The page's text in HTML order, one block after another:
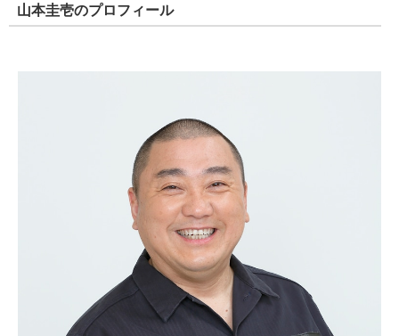
山本圭壱のプロフィール